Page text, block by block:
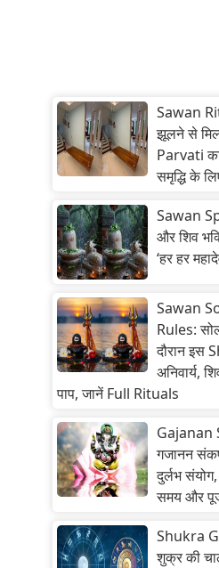
Sawan
झूलने से
Parvati
समृद्धि के
Sawan
और शिव
‘हर हर
Sawan
Rules:
दौरान इस
अनिवार्य,
पाप, जानें Full Rituals
Gajanan
गजानन
दुर्लभ
समय और
Shukra
शुक्र की